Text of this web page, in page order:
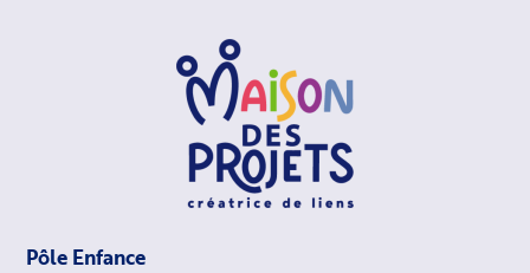
Pôle Enfance